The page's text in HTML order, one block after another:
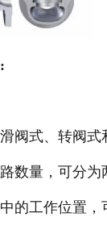
阀式、转阀式
数量，可分为
的工作位置，